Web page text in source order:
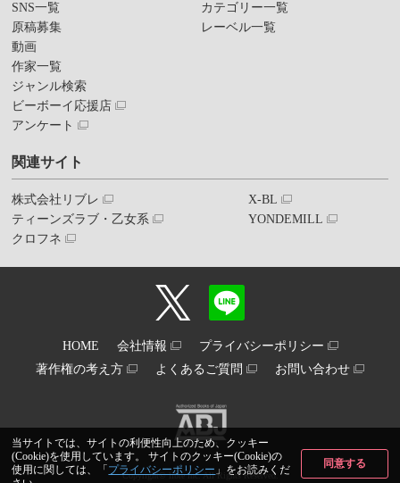
当サイトでは、サイトの利便性向上のため、クッキー
(Cookie)を使用しています。 サイトのクッキー(Cookie)の
使用に関しては、「 プライバシーポリシー 」をお読みくだ
同意する
SNS一覧
原稿募集
動画
作家一覧
ジャンル検索
ビーボーイ応援店
アンケート
カテゴリー一覧
レーベル一覧
関連サイト
株式会社リブレ
ティーンズラブ・乙女系
クロフネ
X-BL
YONDEMILL
HOME 会社情報
プライバシーポリシー
著作権の考え方
よくあるご質問 お問い合わせ
Copyright© libre inc. All Rights Reserved.